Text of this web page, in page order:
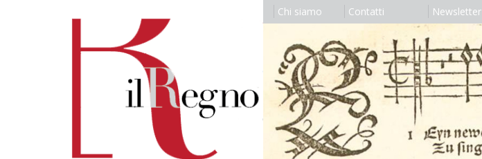
Chi siamo Contatti Newsletter